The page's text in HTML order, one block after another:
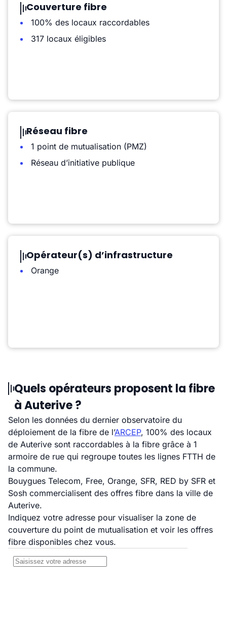
Couverture fibre
100% des locaux raccordables
317 locaux éligibles
Réseau fibre
1 point de mutualisation (PMZ)
Réseau d’initiative publique
Opérateur(s) d’infrastructure
Orange
Quels opérateurs proposent la fibre
à Auterive ?
Selon les données du dernier observatoire du
déploiement de la fibre de l’ARCEP, 100% des locaux
de Auterive sont raccordables à la fibre grâce à 1
armoire de rue qui regroupe toutes les lignes FTTH de
la commune.
Bouygues Telecom, Free, Orange, SFR, RED by SFR et
Sosh commercialisent des offres fibre dans la ville de
Auterive.
Indiquez votre adresse pour visualiser la zone de
couverture du point de mutualisation et voir les offres
fibre disponibles chez vous.